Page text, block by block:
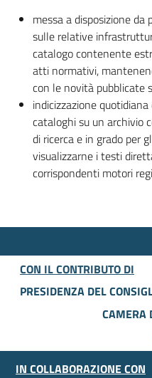
messa a disposizione
sulle relative
catalogo contenente
atti normativi,
con le novità pubblicate
indicizzazione
cataloghi su un archivio
di ricerca e in grado per
visualizzarne i testi
corrispondenti motori
CON IL CONTRIBUTO DI
PRESIDENZA DEL
CAMERA
IN COLLABORAZIONE CON